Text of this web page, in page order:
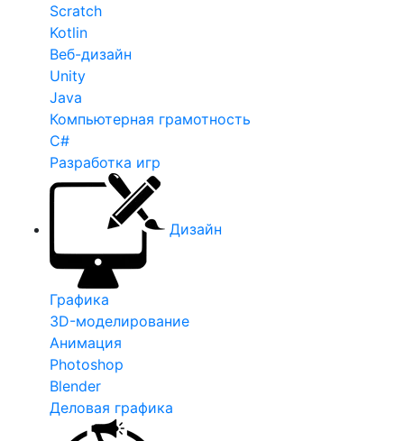
Scratch
Kotlin
Веб-дизайн
Unity
Java
Компьютерная грамотность
C#
Разработка игр
Дизайн
Графика
3D-моделирование
Анимация
Photoshop
Blender
Деловая графика